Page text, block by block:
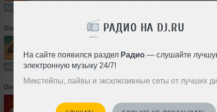
РАДИО НА DJ.RU
На сайте появился раздел Радио — слушайте
электронную музыку 24/7!
Микстейпы, лайвы и эксклюзивные сеты от лучших
Микс
Dima Isay To Reason
4:16 733 раза 157 8.0 MB, 256
Авторский трек В плейлист
Dima Isay